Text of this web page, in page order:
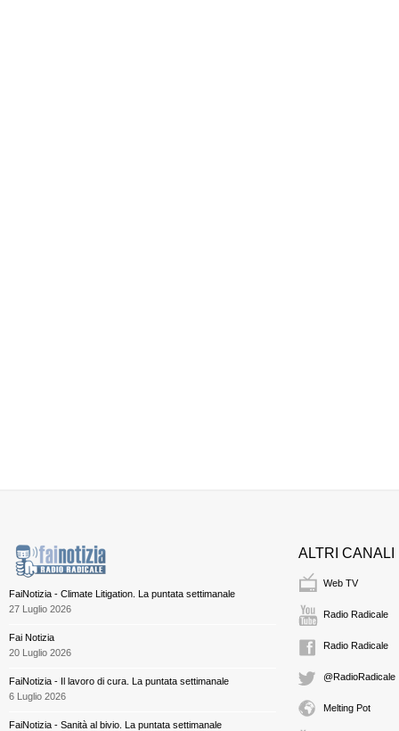
FaiNotizia - Climate Litigation. La puntata settimanale
27 Luglio 2026
Fai Notizia
20 Luglio 2026
FaiNotizia - Il lavoro di cura. La puntata settimanale
6 Luglio 2026
FaiNotizia - Sanità al bivio. La puntata settimanale
ALTRI CANALI
Web TV
Radio Radicale
Radio Radicale
@RadioRadicale
Melting Pot